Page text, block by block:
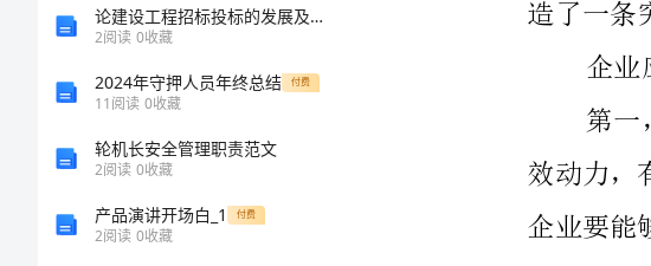
论建设工程招标投标的发展及趋势和其存在的问题
2阅读 0收藏
2024年守押人员年终总结 付费
11阅读 0收藏
轮机长安全管理职责范文
2阅读 0收藏
产品演讲开场白_1 付费
2阅读 0收藏